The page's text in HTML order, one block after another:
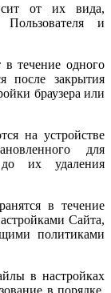
от их вида,
Пользователя и
в течение одного
после закрытия
браузера или
на устройстве
для
до их удаления
в течение
Сайта,
политиками
в настройках
в порядке,